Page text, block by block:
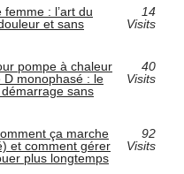
: l’art du
et sans
14
Visits
pompe à chaleur
D monophasé : le
sans
40
Visits
ça marche
et comment gérer
plus longtemps
92
Visits